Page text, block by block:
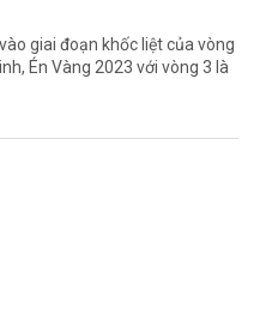
giai đoạn khốc liệt của vòng
Én Vàng 2023 với vòng 3 là